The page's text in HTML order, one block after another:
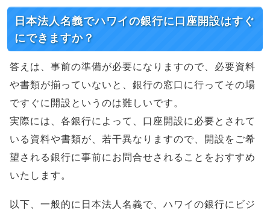
日本法人名義でハワイの銀行に口座開設はすぐ
にできますか？
答えは、事前の準備が必要になりますので、必要資料
や書類が揃っていないと、銀行の窓口に行ってその場
ですぐに開設というのは難しいです。
実際には、各銀行によって、口座開設に必要とされて
いる資料や書類が、若干異なりますので、開設をご希
望される銀行に事前にお問合せされることをおすすめ
いたします。
以下、一般的に日本法人名義で、ハワイの銀行にビジ